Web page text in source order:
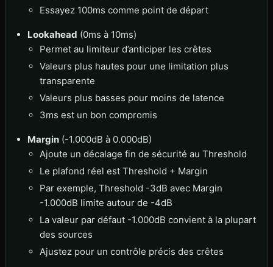
Essayez 100ms comme point de départ
Lookahead (0ms à 10ms)
Permet au limiteur d’anticiper les crêtes
Valeurs plus hautes pour une limitation plus
transparente
Valeurs plus basses pour moins de latence
3ms est un bon compromis
Margin (-1.000dB à 0.000dB)
Ajoute un décalage fin de sécurité au Threshold
Le plafond réel est Threshold + Margin
Par exemple, Threshold -3dB avec Margin
-1.000dB limite autour de -4dB
La valeur par défaut -1.000dB convient à la plupart
des sources
Ajustez pour un contrôle précis des crêtes